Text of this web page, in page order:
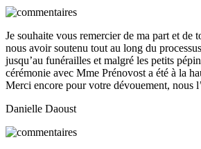
Je souhaite vous remercier de ma part et de
nous avoir soutenu tout au long du
jusqu’au funérailles et malgré les petits
cérémonie avec Mme Prénovost a été à la
Merci encore pour votre dévouement, nous
Danielle Daoust